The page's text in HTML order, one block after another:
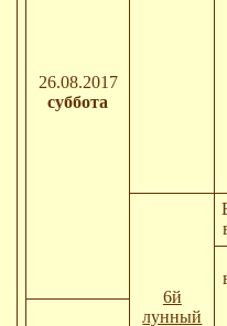
26.08.2017
суббота
6й
лунный